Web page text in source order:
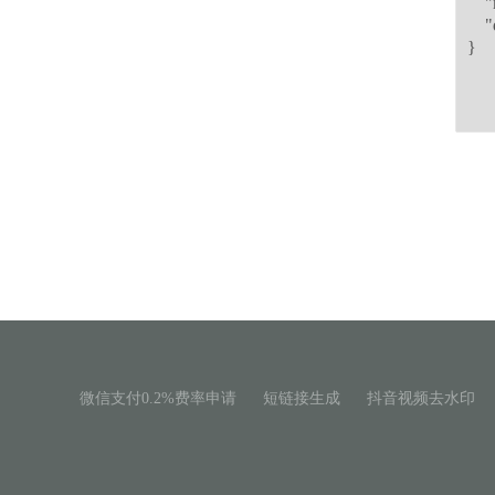
微信支付0.2%费率申请 短链接生成 抖音视频去水印